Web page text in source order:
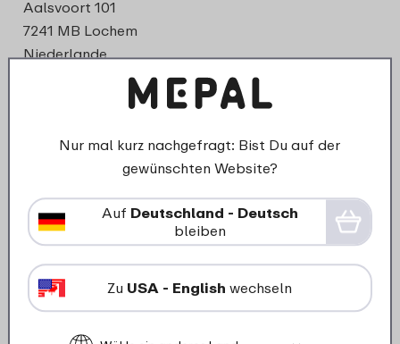
Aalsvoort 101
7241 MB Lochem
Niederlande
Niederlassung Deutschland:
Mepal B.V. Niederlassung Deutschland
Auf’m Brinke 18
E-Mail: info@mepal.com
Handelsregister: 64746550
USt-IdNr.: NL855814603B01 – Steuer-Nr.:
116/5942/5882
Nur mal kurz nachgefragt: Bist Du auf der
gewünschten Website?
Auf Deutschland - Deutsch
bleiben
Zu USA - English wechseln